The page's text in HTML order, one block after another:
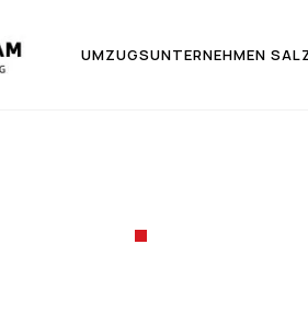
UMZUGSUNTERNEHMEN